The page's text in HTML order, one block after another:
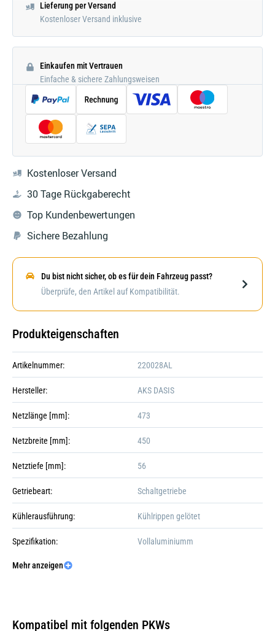
Lieferung per Versand
Kostenloser Versand inklusive
Einkaufen mit Vertrauen
Einfache & sichere Zahlungsweisen
Kostenloser Versand
30 Tage Rückgaberecht
Top Kundenbewertungen
Sichere Bezahlung
Darstellung kann abweichen
Du bist nicht sicher, ob es für dein Fahrzeug passt?
Überprüfe, den Artikel auf Kompatibilität.
Produkteigenschaften
Artikelnummer: 220028AL
Hersteller: AKS DASIS
Netzlänge [mm]: 473
Netzbreite [mm]: 450
Netztiefe [mm]: 56
Getriebeart: Schaltgetriebe
Kühlerausführung: Kühlrippen gelötet
Spezifikation: Vollaluminiumm
Material Wasserkasten (Kühler):
Mehr anzeigen
Kompatibel mit folgenden PKWs